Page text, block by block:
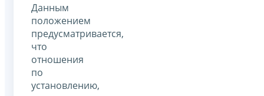
Данным
положением
предусматривается,
что
отношения
по
установлению,